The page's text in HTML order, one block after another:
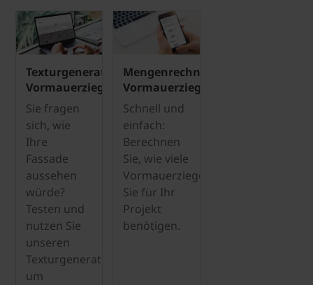
Texturgenerator
Vormauerziegel
Sie fragen
sich, wie
Ihre
Fassade
aussehen
würde?
Testen und
nutzen Sie
unseren
Texturgenerator,
um
Mengenrechner
Vormauerziegel
Schnell und
einfach:
Berechnen
Sie, wie viele
Vormauerziegel
Sie für Ihr
Projekt
benötigen.